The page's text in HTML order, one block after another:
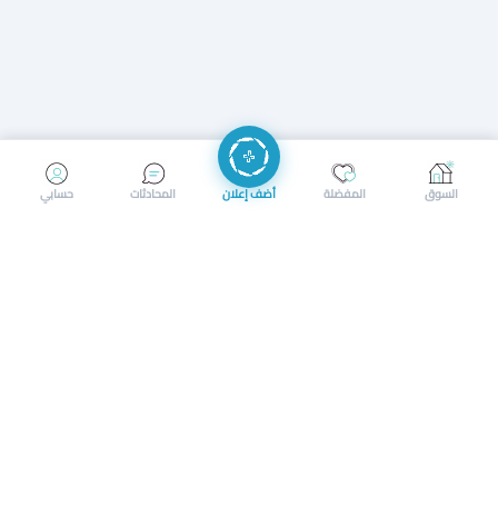
إرسال رسالة إجراء مكالمة
حسابي المحادثات أضف إعلان المفضلة السوق